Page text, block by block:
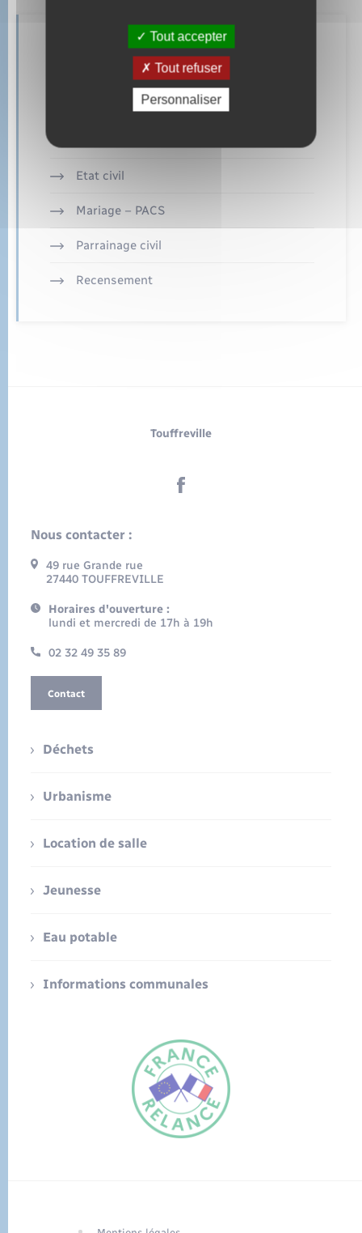
Retrouvez aussi
Concessions funéraires
Etat civil
Mariage – PACS
Parrainage civil
Recensement
Touffreville
Nous contacter :
49 rue Grande rue
27440 TOUFFREVILLE
Horaires d'ouverture :
lundi et mercredi de 17h à 19h
02 32 49 35 89
Contact
Déchets
Urbanisme
Location de salle
Jeunesse
Eau potable
Informations communales
Tout accepter
Tout refuser
Personnaliser